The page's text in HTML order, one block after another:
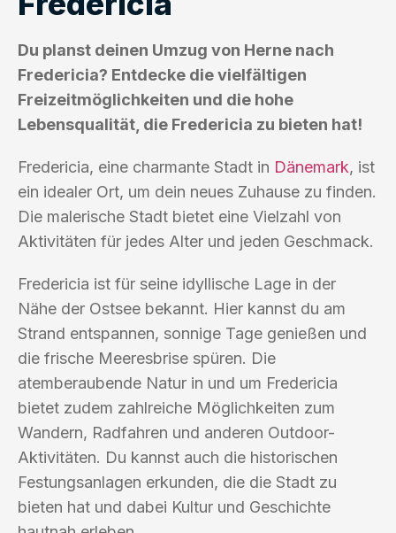
Du planst deinen Umzug von Herne nach
Fredericia? Entdecke die vielfältigen
Freizeitmöglichkeiten und die hohe
Lebensqualität, die Fredericia zu bieten hat!
Fredericia, eine charmante Stadt in Dänemark, ist
ein idealer Ort, um dein neues Zuhause zu finden.
Die malerische Stadt bietet eine Vielzahl von
Aktivitäten für jedes Alter und jeden Geschmack.
Fredericia ist für seine idyllische Lage in der
Nähe der Ostsee bekannt. Hier kannst du am
Strand entspannen, sonnige Tage genießen und
die frische Meeresbrise spüren. Die
atemberaubende Natur in und um Fredericia
bietet zudem zahlreiche Möglichkeiten zum
Wandern, Radfahren und anderen Outdoor-
Aktivitäten. Du kannst auch die historischen
Festungsanlagen erkunden, die die Stadt zu
bieten hat und dabei Kultur und Geschichte